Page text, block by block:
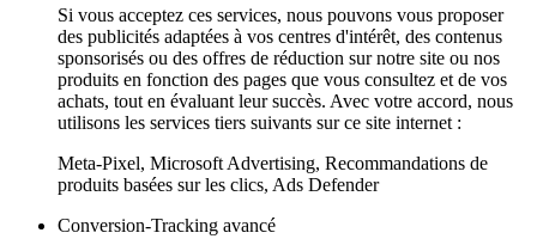
Si vous acceptez ces services, nous pouvons vous proposer
des publicités adaptées à vos centres d'intérêt, des contenus
sponsorisés ou des offres de réduction sur notre site ou nos
produits en fonction des pages que vous consultez et de vos
achats, tout en évaluant leur succès. Avec votre accord, nous
utilisons les services tiers suivants sur ce site internet :
Meta-Pixel, Microsoft Advertising, Recommandations de
produits basées sur les clics, Ads Defender
Conversion-Tracking avancé